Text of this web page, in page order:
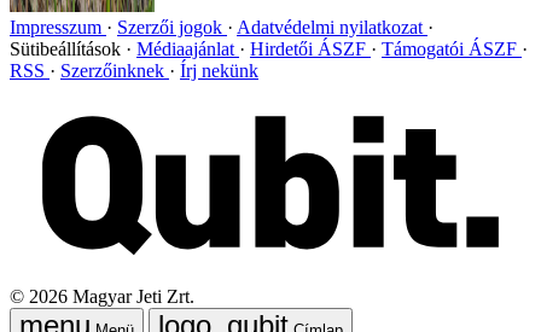
Impresszum Szerzői jogok
Adatvédelmi nyilatkozat
Sütibeállítások
Médiaajánlat Hirdetői ÁSZF
Támogatói ÁSZF
RSS
Szerzőinknek Írj nekünk
© 2026 Magyar Jeti Zrt.